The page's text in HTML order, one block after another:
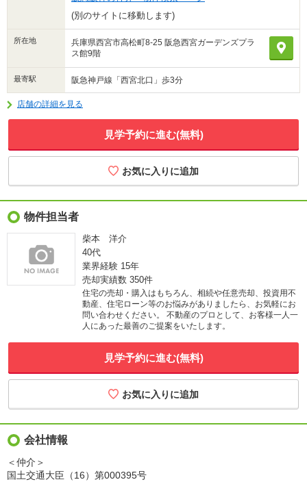
(別のサイトに移動します)
所在地
兵庫県西宮市高松町8-25 阪急西宮ガーデンズプラ
ス館9階
最寄駅 阪急神戸線「西宮北口」歩3分
店舗の詳細を見る
見学予約に進む(無料)
物件担当者
柴本 洋介
40代
業界経験 15年
売却実績数 350件
住宅の売却・購入はもちろん、相続や任意売却、投資用不
動産、住宅ローン等のお悩みがありましたら、お気軽にお
問い合わせください。 不動産のプロとして、お客様一人一
人にあった最善のご提案をいたします。
見学予約に進む(無料)
会社情報
＜仲介＞
国土交通大臣（16）第000395号